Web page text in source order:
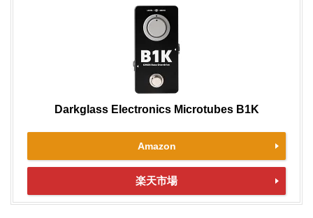
Darkglass Electronics Microtubes B1K
Amazon
楽天市場